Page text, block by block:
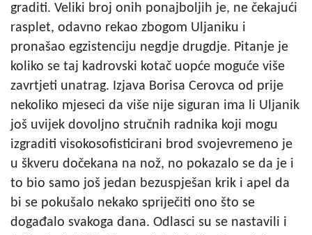
graditi. Veliki broj onih ponajboljih je, ne čekajući
rasplet, odavno rekao zbogom Uljaniku i
pronašao egzistenciju negdje drugdje. Pitanje je
koliko se taj kadrovski kotač uopće moguće više
zavrtjeti unatrag. Izjava Borisa Cerovca od prije
nekoliko mjeseci da više nije siguran ima li Uljanik
još uvijek dovoljno stručnih radnika koji mogu
izgraditi visokosofisticirani brod svojevremeno je
u škveru dočekana na nož, no pokazalo se da je i
to bio samo još jedan bezuspješan krik i apel da
bi se pokušalo nekako spriječiti ono što se
događalo svakoga dana. Odlasci su se nastavili i